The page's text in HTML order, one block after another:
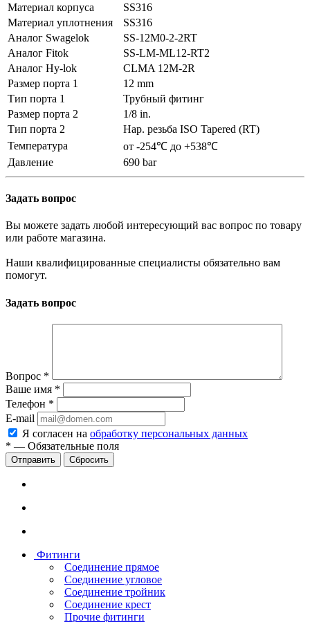
Материал корпуса
SS316
Материал уплотнения
SS316
Аналог Swagelok
SS-12M0-2-2RT
Аналог Fitok
SS-LM-ML12-RT2
Аналог Hy-lok
CLMA 12M-2R
Размер порта 1
12 mm
Тип порта 1
Трубный фитинг
Размер порта 2
1/8 in.
Тип порта 2
Нар. резьба ISO Tapered (RT)
Температура
от -254℃ до +538℃
Давление
690 bar
Задать вопрос
Вы можете задать любой интересующий вас вопрос по товару
или работе магазина.
Наши квалифицированные специалисты обязательно вам
помогут.
Задать вопрос
Вопрос *
Ваше имя *
Телефон *
E-mail
Я согласен на обработку персональных данных
* — Обязательные поля
Сбросить
Фитинги
Соединение прямое
Соединение угловое
Соединение тройник
Соединение крест
Прочие фитинги